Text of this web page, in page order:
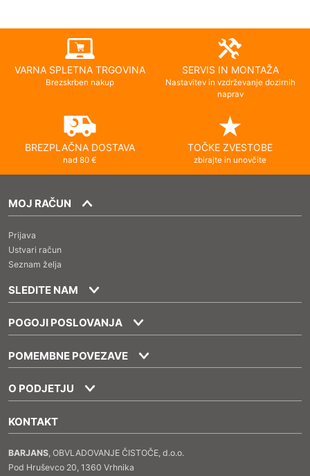
VARNA SPLETNA TRGOVINA
Brezskrben nakup
SERVIS IN MONTAŽA
Nastavitev in vzdrževanje dozirnih
naprav
BREZPLAČNA DOSTAVA
nad 80 €
TOČKE ZVESTOBE
zbirajte in unovčite
MOJ RAČUN
Prijava
Ustvari račun
Seznam želja
SLEDITE NAM
POGOJI POSLOVANJA
POMEMBNE POVEZAVE
O PODJETJU
KONTAKT
BARJANS, OBVLADOVANJE ČISTOČE, d.o.o.
Pod Hruševco 20, 1360 Vrhnika